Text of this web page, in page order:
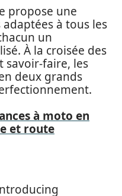
propose une
à tous les
un
À la croisée des
savoir-faire, les
deux grands
à moto en
et route